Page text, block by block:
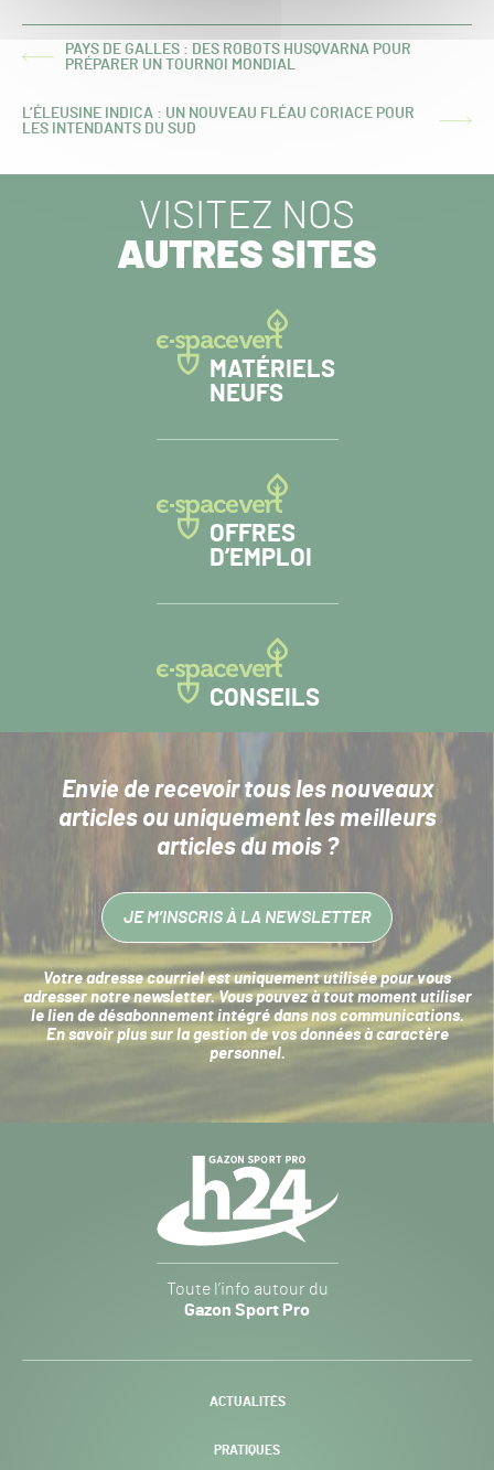
ARTICLE
PAYS DE GALLES : DES ROBOTS HUSQVARNA POUR
PRÉPARER UN TOURNOI MONDIAL
ARTICLE
L’ÉLEUSINE INDICA : UN NOUVEAU FLÉAU CORIACE POUR
LES INTENDANTS DU SUD
VISITEZ NOS
AUTRES SITES
MATÉRIELS
NEUFS
OFFRES
D’EMPLOI
CONSEILS
Envie de recevoir tous les nouveaux
articlesou uniquement les meilleurs
articles du mois ?
JE M’INSCRIS À LA NEWSLETTER
Votre adresse courriel est uniquement utilisée pour vous
adresser notre newsletter. Vous pouvez à tout moment utiliser
le lien de désabonnement intégré dans nos communications.
En savoir plus sur la gestion de vos données à caractère
personnel.
Sport
Pro
-
Toute l’info autour du
Gazon Sport Pro
ACTUALITÉS
PRATIQUES